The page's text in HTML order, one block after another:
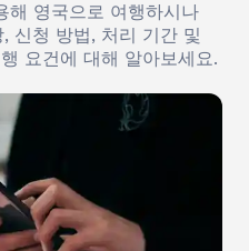
영국으로 여행하시나
신청 방법, 처리 기간 및
요건에 대해 알아보세요.